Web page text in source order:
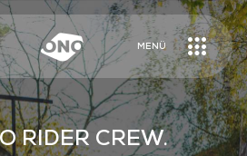
MENÜ
RIDER CREW.